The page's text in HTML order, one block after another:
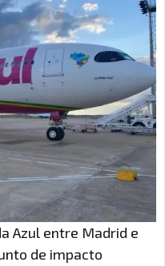
Azul entre Madrid e
de impacto